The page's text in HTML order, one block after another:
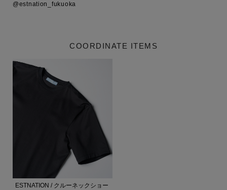
@estnation_fukuoka
COORDINATE ITEMS
ESTNATION / クルーネックショー